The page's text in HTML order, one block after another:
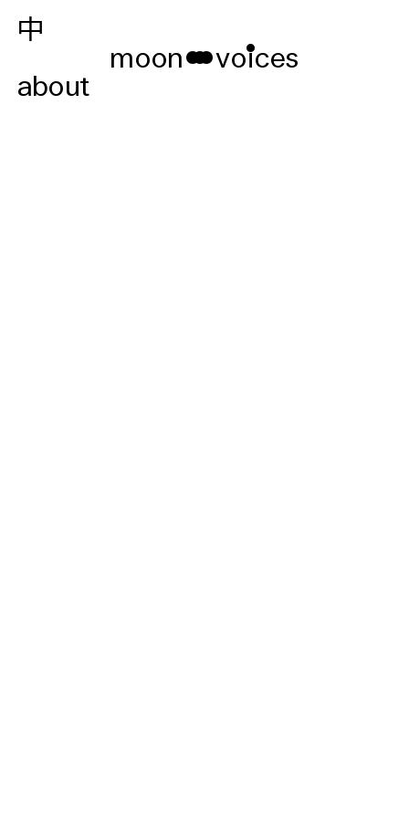
中
moon voices
about